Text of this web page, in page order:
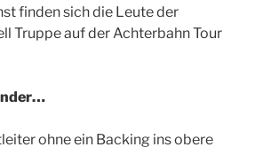
finden sich die Leute der
Truppe auf der Achterbahn Tour
ohne ein Backing ins obere